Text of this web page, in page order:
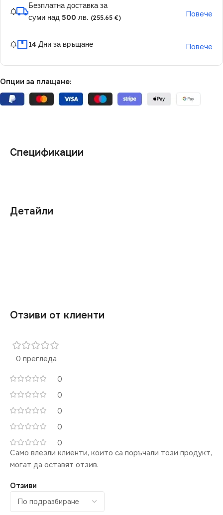
Безплатна доставка за
суми над 500 лв. (255.65 €) Повече
14 Дни за връщане Повече
Опции за плащане:
Детайли
Спецификации
Отзиви от клиенти
0 прегледа
0
0
0
0
0
Отзиви
Само влезли клиенти, които са поръчали този продукт,
могат да оставят отзив.